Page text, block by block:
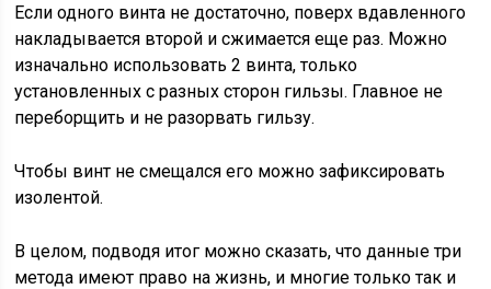
Если одного винта не достаточно, поверх вдавленного
накладывается второй и сжимается еще раз. Можно
изначально использовать 2 винта, только
установленных с разных сторон гильзы. Главное не
переборщить и не разорвать гильзу.
Чтобы винт не смещался его можно зафиксировать
изолентой.
В целом, подводя итог можно сказать, что данные три
метода имеют право на жизнь, и многие только так и